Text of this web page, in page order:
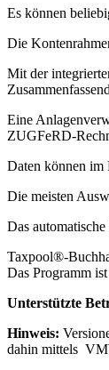
Es können
Die
Mit der
Eine
ZUGFeRD-
Daten können
Die meisten
Das
Taxpool®-
Das Programm
Unterstützte
Hinweis:
dahin mittels